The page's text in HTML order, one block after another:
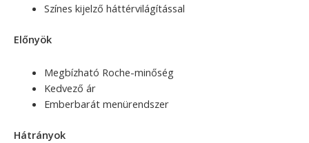
Színes kijelző háttérvilágítással
Előnyök
Megbízható Roche-minőség
Kedvező ár
Emberbarát menürendszer
Hátrányok